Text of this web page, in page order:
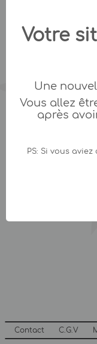
Contact C.G.V
Votre
Une
Vous allez
après
PS: Si vous